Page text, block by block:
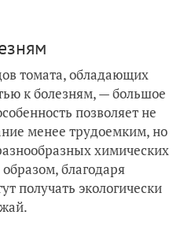
томата, обладающих
к болезням, — большое
позволяет не
менее трудоемким, но
химических
благодаря
получать экологически